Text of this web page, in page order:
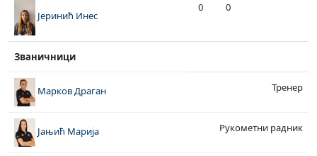
Јеринић Инес
0 0
Званичници
Марков Драган Тренер
Јањић Марија Рукометни радник